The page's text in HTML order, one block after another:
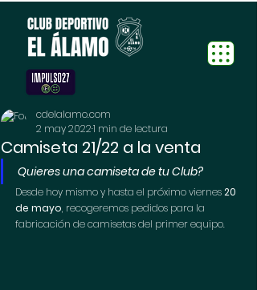
Camiseta 21/22 a la venta
cdelalamo.com
2 may 20221 min de lectura
Quieres una camiseta de tu Club?
Desde hoy mismo y hasta el próximo viernes 20
de mayo, recogeremos pedidos para la
fabricación de camisetas del primer equipo.